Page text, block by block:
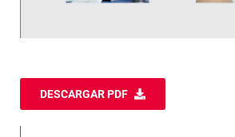
DESCARGAR PDF